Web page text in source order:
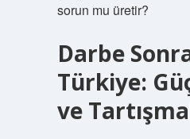
sorun mu üretir?
Darbe
Türkiye:
ve